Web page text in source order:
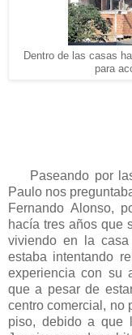
Dentro de las casas
para
Paseando por las
Paulo nos
Fernando Alonso,
hacía tres años que
viviendo en la
estaba intentando
experiencia con su
que a pesar de
centro comercial, no
piso, debido a que